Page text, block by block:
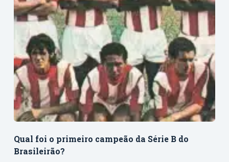
Qual foi o primeiro campeão da Série B do
Brasileirão?